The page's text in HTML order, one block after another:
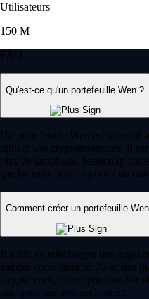
Utilisateurs
150 M
FAQ
Qu'est-ce qu'un portefeuille Wen ?
Un portefeuille Wen est un outil
utiliser vos cryptomonnaies. Il
plus de simplicité, beaucoup
garder leurs actifs à portée de
Comment créer un portefeuille
Il suffit de télécharger une
valider votre identité. Avec des
Crypto.com, l'inscription se fait
quelques minutes seulement.